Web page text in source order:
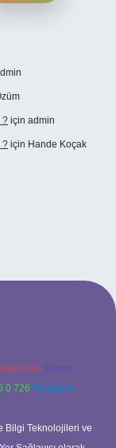
? için admin
? için Hande Koçak
Teams:
0 726 Telegram:
Bilgi Teknolojileri ve